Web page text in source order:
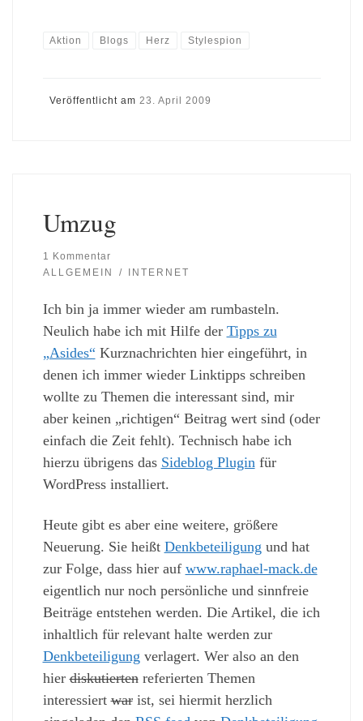
Aktion Blogs Herz Stylespion
Veröffentlicht am 23. April 2009
Umzug
1 Kommentar
ALLGEMEIN
INTERNET
Ich bin ja immer wieder am rumbasteln.
Neulich habe ich mit Hilfe der Tipps zu
„Asides“Kurznachrichten hier eingeführt, in
denen ich immer wieder Linktipps schreiben
wollte zu Themen die interessant sind, mir
aber keinen „richtigen“ Beitrag wert sind (oder
einfach die Zeit fehlt). Technisch habe ich
hierzu übrigens das Sideblog Pluginfür
WordPress installiert.
Heute gibt es aber eine weitere, größere
Neuerung. Sie heißt Denkbeteiligung und hat
zur Folge, dass hier auf www.raphael-mack.de
eigentlich nur noch persönliche und sinnfreie
Beiträge entstehen werden. Die Artikel, die ich
inhaltlich für relevant halte werden zur
Denkbeteiligung verlagert. Wer also an den
hierdiskutiertenreferierten Themen
interessiertwarist, sei hiermit herzlich